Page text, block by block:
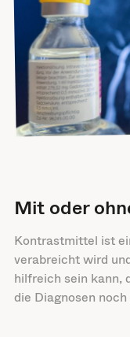
Mit oder
Kontrastmittel ist
verabreicht wird
hilfreich sein kann,
die Diagnosen